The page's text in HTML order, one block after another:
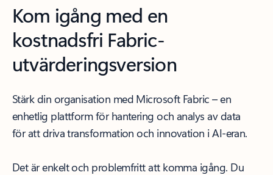
Kom igång med en
kostnadsfri Fabric-
utvärderingsversion
Stärk din organisation med Microsoft Fabric – en
enhetlig plattform för hantering och analys av data
för att driva transformation och innovation i AI-eran.
Det är enkelt och problemfritt att komma igång. Du